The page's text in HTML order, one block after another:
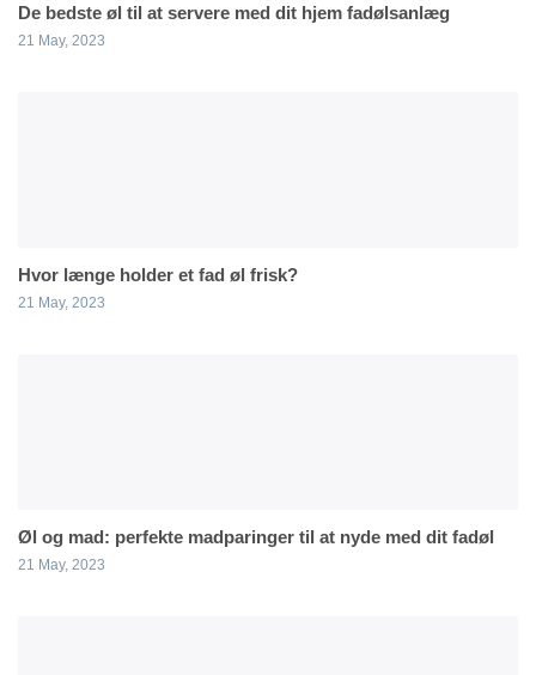
De bedste øl til at servere med dit hjem fadølsanlæg
21 May, 2023
Hvor længe holder et fad øl frisk?
21 May, 2023
Øl og mad: perfekte madparinger til at nyde med dit fadøl
21 May, 2023